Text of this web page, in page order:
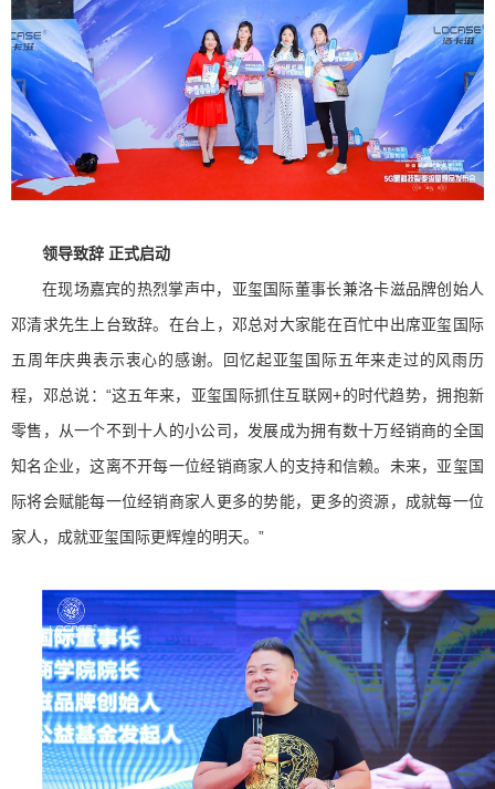
领导致辞 正式启动
在现场嘉宾的热烈掌声中，亚玺国际董事长兼洛卡滋品牌创始人
邓清求先生上台致辞。在台上，邓总对大家能在百忙中出席亚玺国际
五周年庆典表示衷心的感谢。回忆起亚玺国际五年来走过的风雨历
程，邓总说：“这五年来，亚玺国际抓住互联网+的时代趋势，拥抱新
零售，从一个不到十人的小公司，发展成为拥有数十万经销商的全国
知名企业，这离不开每一位经销商家人的支持和信赖。未来，亚玺国
际将会赋能每一位经销商家人更多的势能，更多的资源，成就每一位
家人，成就亚玺国际更辉煌的明天。”